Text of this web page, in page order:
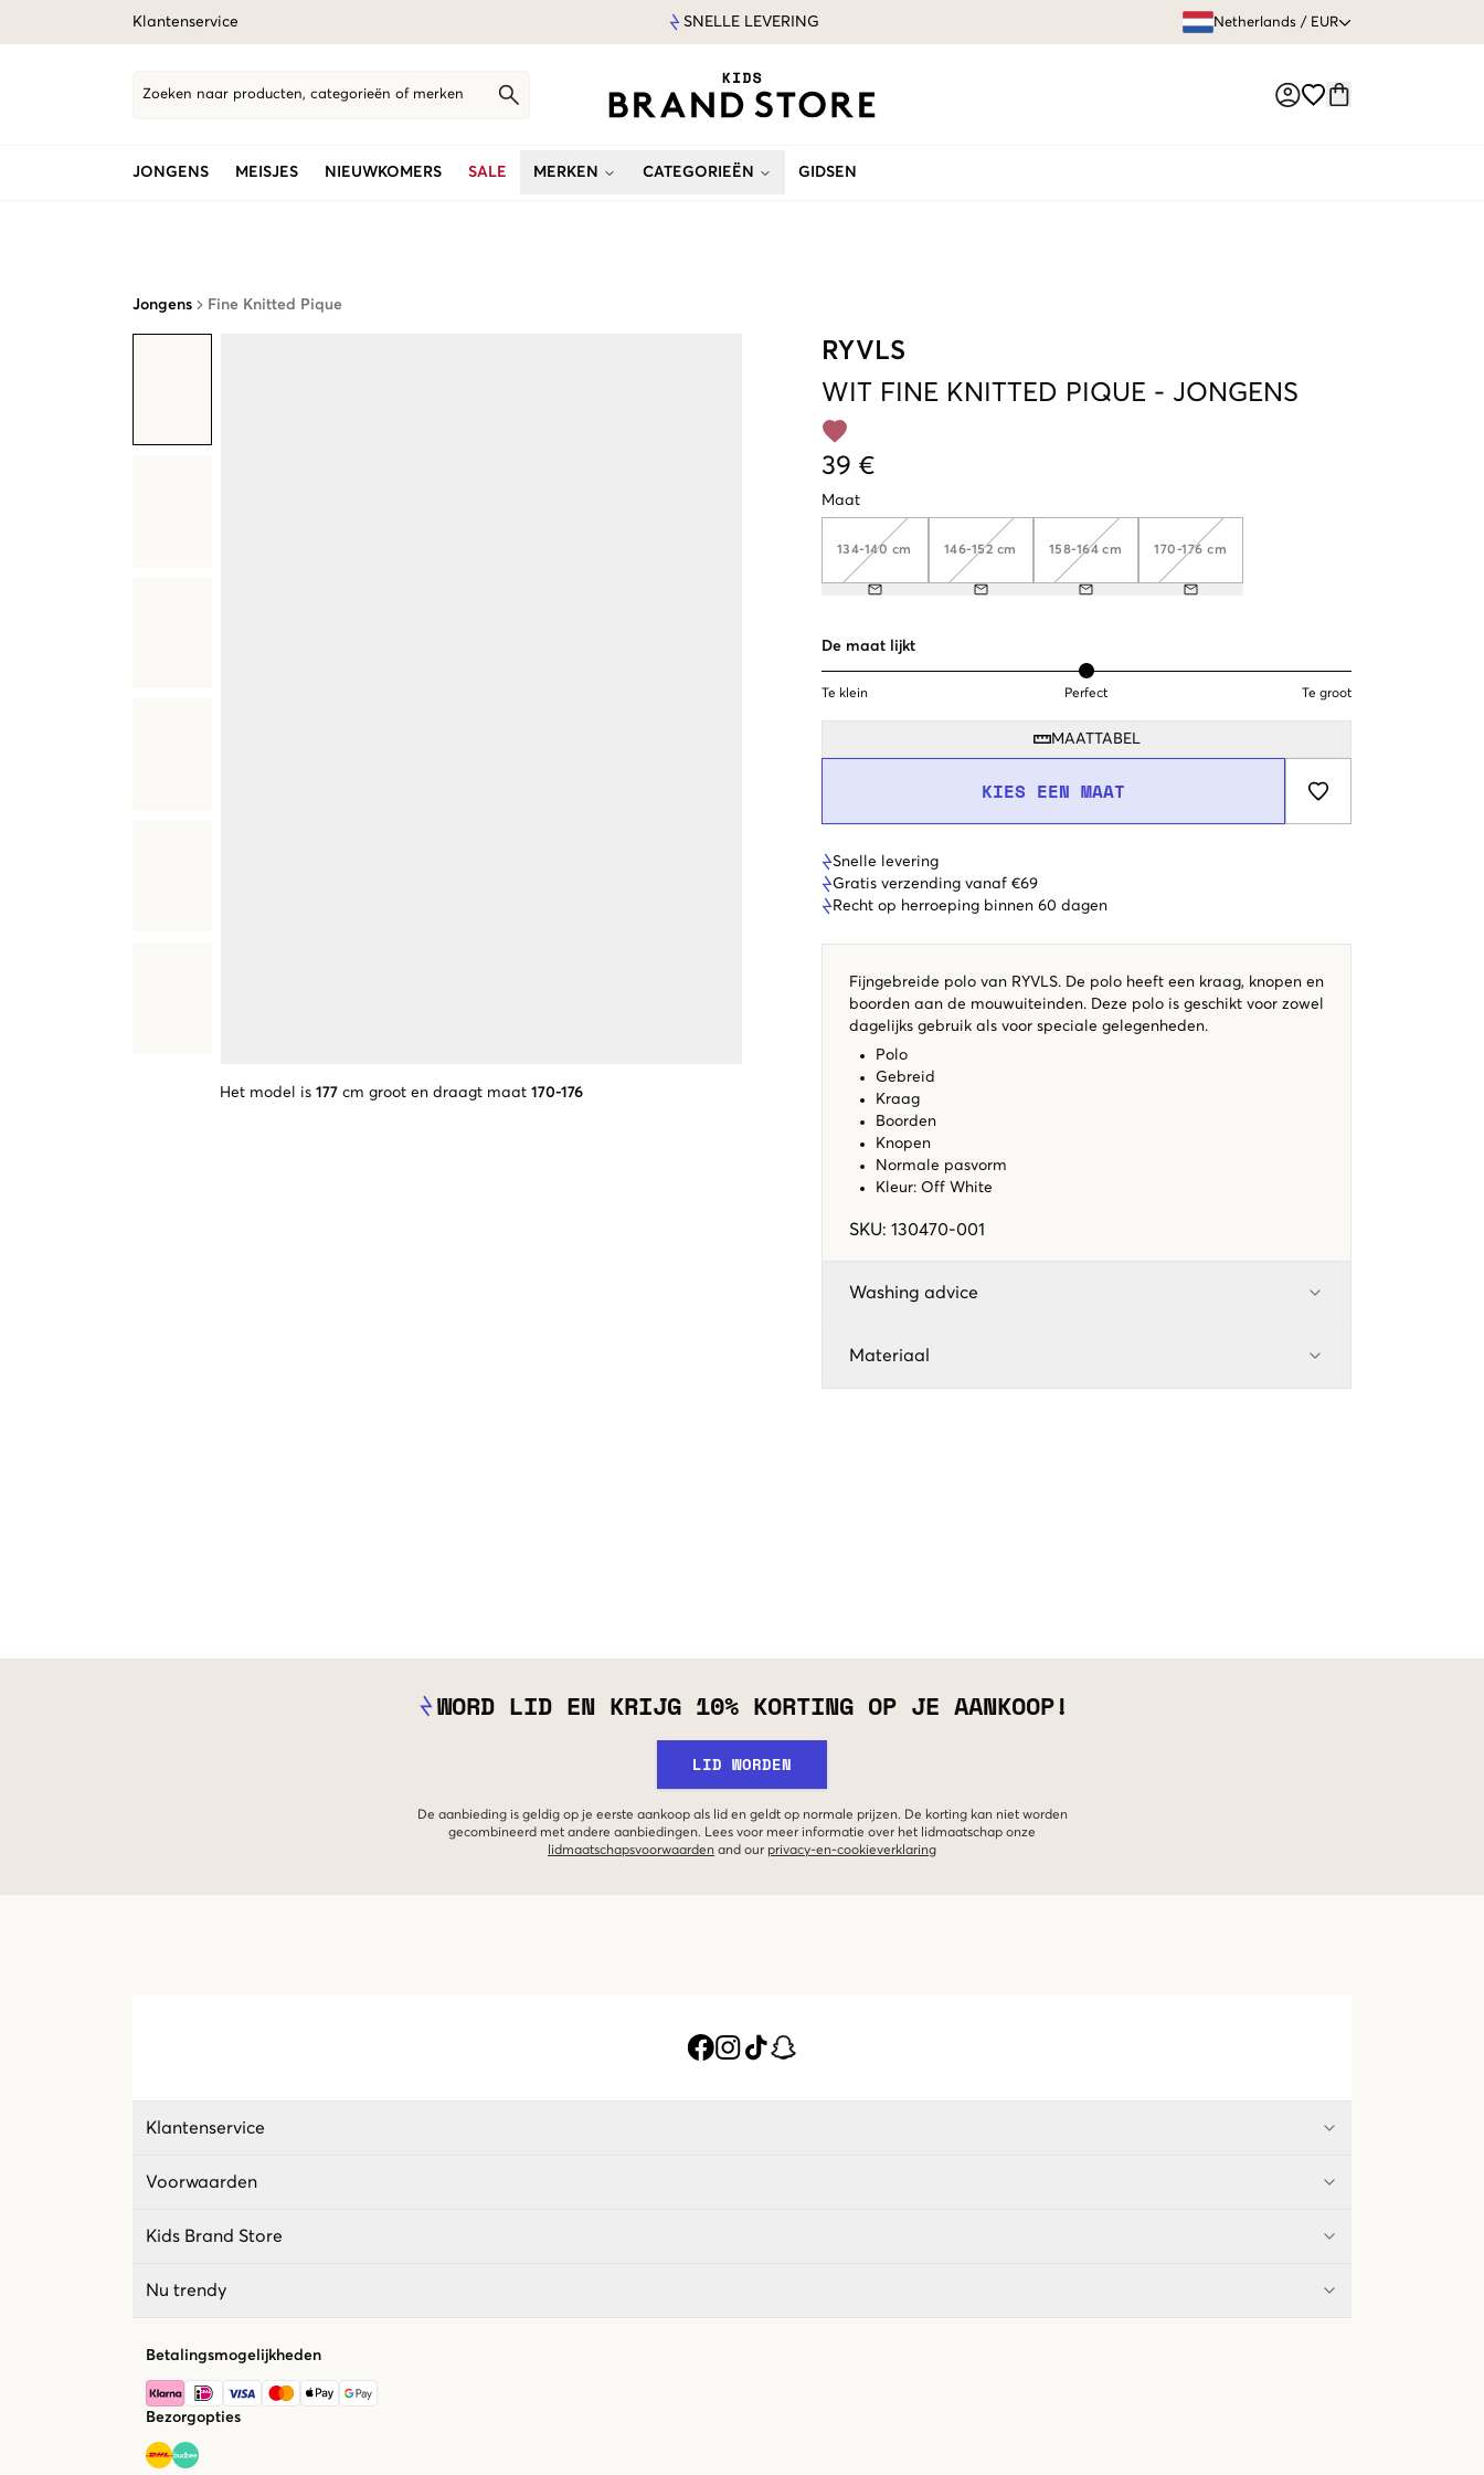
Klantenservice SNELLE LEVERING Netherlands / EUR
Zoeken naar producten, categorieën of merken
JONGENS MEISJES NIEUWKOMERS SALE MERKEN CATEGORIEËN GIDSEN
Jongens Fine Knitted Pique
Het model is 177 cm groot en draagt maat 170-176
RYVLS
WIT FINE KNITTED PIQUE - JONGENS
39 €
Maat
134-140 cm 146-152 cm 158-164 cm 170-176 cm
De maat lijkt
Te klein Perfect Te groot
MAATTABEL
KIES EEN MAAT
Snelle levering
Gratis verzending vanaf €69
Recht op herroeping binnen 60 dagen
Fijngebreide polo van RYVLS. De polo heeft een kraag, knopen en
boorden aan de mouwuiteinden. Deze polo is geschikt voor zowel
dagelijks gebruik als voor speciale gelegenheden.
Polo
Gebreid
Kraag
Boorden
Knopen
Normale pasvorm
Kleur: Off White
SKU: 130470-001
Washing advice
Materiaal
WORD LID EN KRIJG 10% KORTING OP JE AANKOOP!
LID WORDEN
De aanbieding is geldig op je eerste aankoop als lid en geldt op normale prijzen. De korting kan niet worden
gecombineerd met andere aanbiedingen. Lees voor meer informatie over het lidmaatschap onze
lidmaatschapsvoorwaarden and our privacy-en-cookieverklaring
Klantenservice
Voorwaarden
Kids Brand Store
Nu trendy
Betalingsmogelijkheden
Bezorgopties